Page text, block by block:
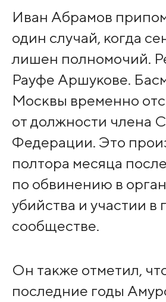
Иван Абрамов
один случай, когда
лишен полномочий.
Рауфе Аршукове.
Москвы временно
от должности члена
Федерации. Это
полтора месяца
по обвинению в
убийства и участии в
сообществе.
Он также отметил,
последние годы